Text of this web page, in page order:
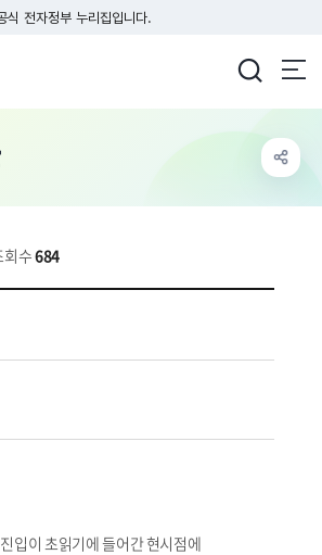
식 전자정부 누리집입니다.
회수684
입이 초읽기에 들어간 현시점에